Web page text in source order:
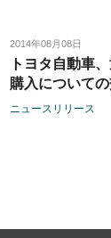
2014年08月08日
トヨタ自動車
購入について
ニュースリリース